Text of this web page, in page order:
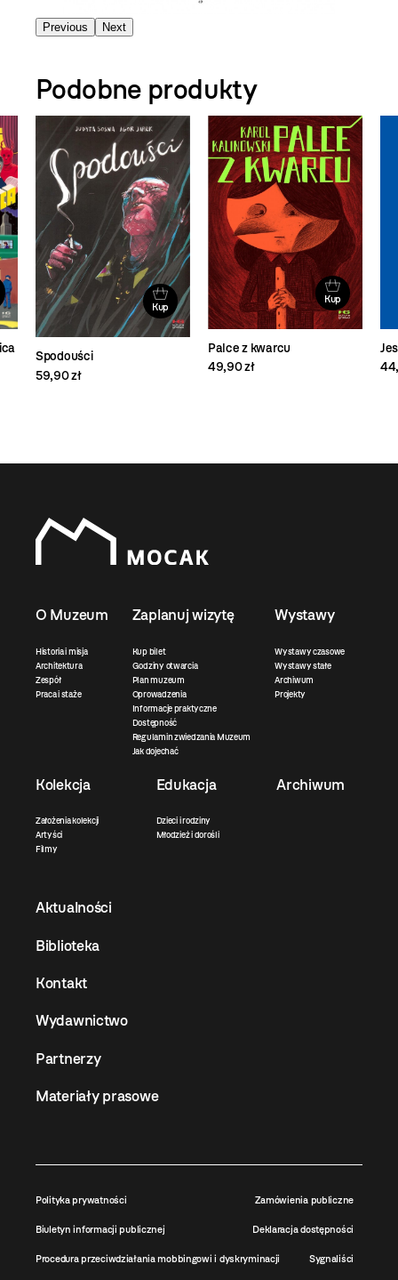
Previous Next
Podobne produkty
Kup
Spodouści
59,90 zł
Kup
Palce z kwarcu
49,90 zł
O Muzeum
Historia i misja
Architektura
Zespół
Praca i staże
Zaplanuj wizytę
Kup bilet
Godziny otwarcia
Plan muzeum
Oprowadzenia
Informacje praktyczne
Dostępność
Regulamin zwiedzania Muzeum
Jak dojechać
Wystawy
Wystawy czasowe
Wystawy stałe
Archiwum
Projekty
Kolekcja
Założenia kolekcji
Artyści
Filmy
Edukacja
Dzieci i rodziny
Młodzież i dorośli
Archiwum
Aktualności
Biblioteka
Kontakt
Wydawnictwo
Partnerzy
Materiały prasowe
Polityka prywatności Zamówienia publiczne
Biuletyn informacji publicznej Deklaracja dostępności
Procedura przeciwdziałania mobbingowi i dyskryminacji Sygnaliści